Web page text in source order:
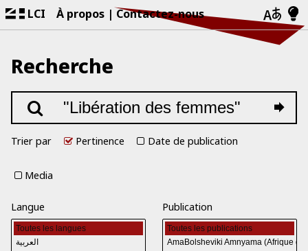
LCI À propos Contactez-nous
Recherche
Trier par Pertinence Date de publication
Media
Langue Publication